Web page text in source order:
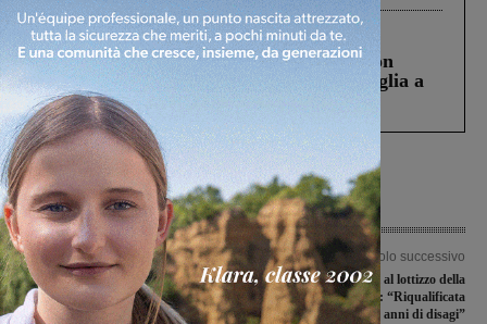
Cronaca 3 Agosto 2026
Scomparso da una struttura di Castiglion
Fiorentino l’uomo che aveva ucciso la figlia a
Levane nel 2020
Articolo precedente
Ipotesi uscita d’emergenza A1 a Ponte
a Niccheri, Tozzi (Lega): “Pd regionale
disinteressato alla sanità valdarnese”
Articolo successivo
Terminati i lavori al lottizzo della
Badiola. Di Ponte: “Riqualificata
un’area che ha avuto anni di disagi”